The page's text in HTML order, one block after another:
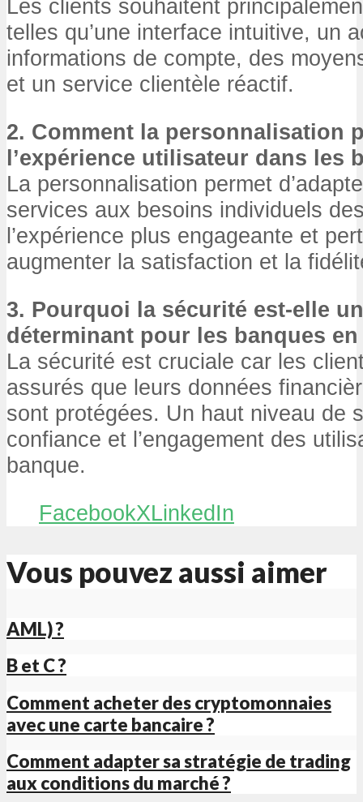
Les clients souhaitent
telles qu’une interface intuitive, un
informations de compte, des
et un service clientèle réactif.
2. Comment la personnalisation
l’expérience utilisateur dans les
La personnalisation permet
services aux besoins individuels
l’expérience plus engageante et
augmenter la satisfaction et la
3. Pourquoi la sécurité est-elle
déterminant pour les banques
La sécurité est cruciale car les
assurés que leurs données
sont protégées. Un haut niveau de
confiance et l’engagement des
banque.
FacebookXLinkedIn
Vous pouvez aussi aimer
AML) ?
B et C ?
Comment acheter des cryptomonnaies
avec une carte bancaire ?
Comment adapter sa stratégie de trading
aux conditions du marché ?